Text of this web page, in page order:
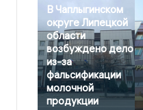
В Чаплыгинском
округе Липецкой
области
возбуждено дело
из-за
фальсификации
молочной
продукции